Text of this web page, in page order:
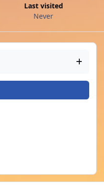
Last visited
Never